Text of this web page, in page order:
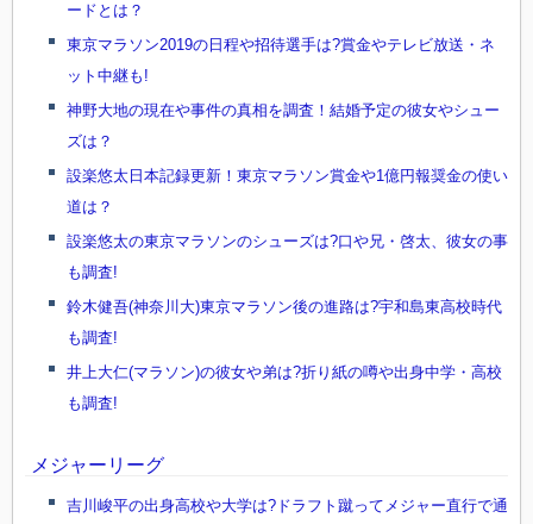
ードとは？
東京マラソン2019の日程や招待選手は?賞金やテレビ放送・ネ
ット中継も!
神野大地の現在や事件の真相を調査！結婚予定の彼女やシュー
ズは？
設楽悠太日本記録更新！東京マラソン賞金や1億円報奨金の使い
道は？
設楽悠太の東京マラソンのシューズは?口や兄・啓太、彼女の事
も調査!
鈴木健吾(神奈川大)東京マラソン後の進路は?宇和島東高校時代
も調査!
井上大仁(マラソン)の彼女や弟は?折り紙の噂や出身中学・高校
も調査!
メジャーリーグ
吉川峻平の出身高校や大学は?ドラフト蹴ってメジャー直行で通